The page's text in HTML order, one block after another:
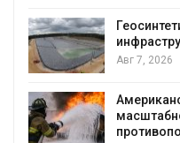
Авг 7, 2026